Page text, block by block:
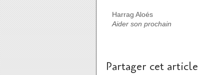
Harrag Aloés
Aider son prochain
Partager cet article